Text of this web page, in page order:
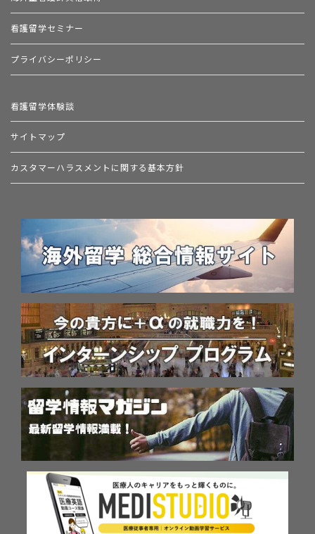
看護留学セミナー
プライバシーポリシー
看護留学体験談
サイトマップ
カスタマーハラスメントに関する基本方針